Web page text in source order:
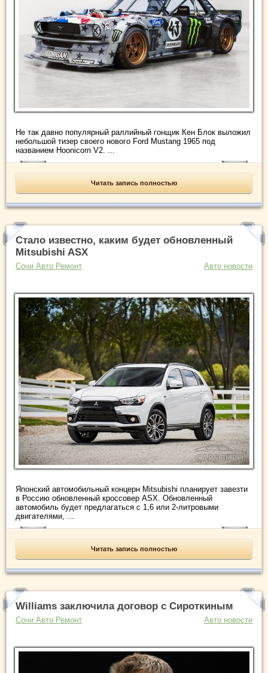
Не так давно популярный раллийный гонщик Кен Блок выложил
небольшой тизер своего нового Ford Mustang 1965 под
названием Hoonicorn V2. ...
Читать запись полностью
Стало известно, каким будет обновленный
Mitsubishi ASX
Сочи Авто Ремонт Авто новости
Японский автомобильный концерн Mitsubishi планирует завезти
в Россию обновленный кроссовер ASX. Обновленный
автомобиль будет предлагаться с 1,6 или 2-литровыми
двигателями, ...
Читать запись полностью
Williams заключила договор с Сироткиным
Сочи Авто Ремонт Авто новости